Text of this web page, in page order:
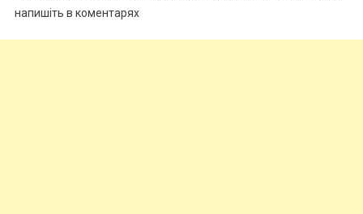
напишіть в коментарях